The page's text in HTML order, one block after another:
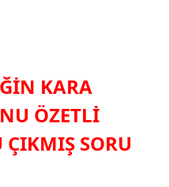
KARA
ÖZETLİ
SORU